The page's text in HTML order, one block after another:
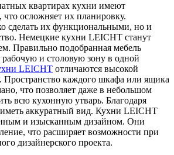
квартирах кухни имеют
осложняет их планировку.
сделать их функциональными, но и
Немецкие кухни LEICHT станут
Правильно подобранная мебель
рабочую и столовую зону в одной
LEICHT отличаются высокой
Пространство каждого шкафа или ящика
что позволяет даже в небольшом
всю кухонную утварь. Благодаря
иметь аккуратный вид. Кухни LEICHT
и изысканным дизайном. Они
что расширяет возможности при
дизайнерского проекта.